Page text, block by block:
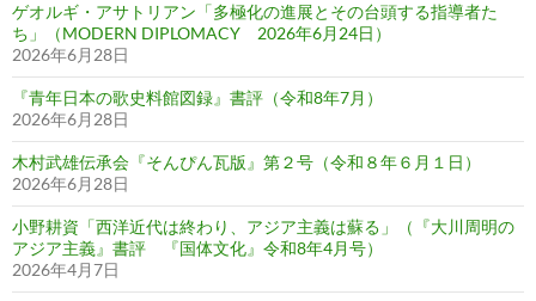
ゲオルギ・アサトリアン「多極化の進展とその台頭する指導者た
ち」（MODERN DIPLOMACY 2026年6月24日）
2026年6月28日
『青年日本の歌史料館図録』書評（令和8年7月）
2026年6月28日
木村武雄伝承会『そんぴん瓦版』第２号（令和８年６月１日）
2026年6月28日
小野耕資「西洋近代は終わり、アジア主義は蘇る」（『大川周明の
アジア主義』書評 『国体文化』令和8年4月号）
2026年4月7日